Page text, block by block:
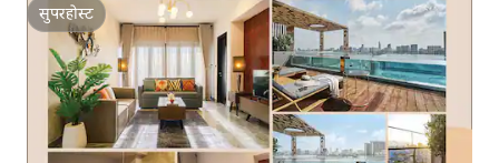
सुपरहोस्ट
सुपरहोस्ट